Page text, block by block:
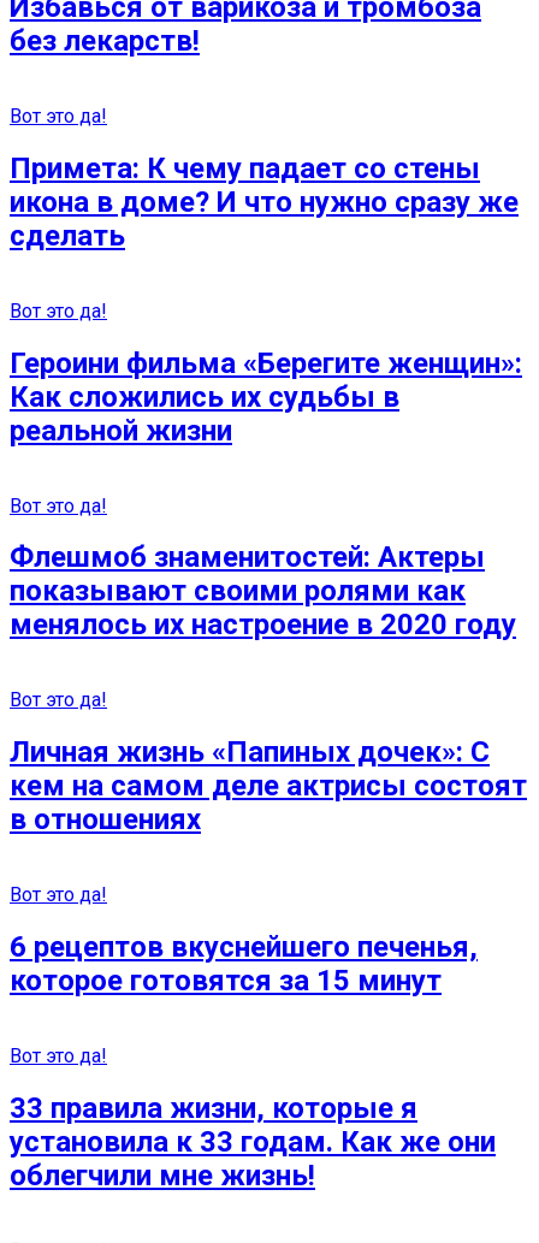
Избавься от варикоза и тромбоза
без лекарств!
Вот это да!
Примета: К чему падает со стены
икона в доме? И что нужно сразу же
сделать
Вот это да!
Героини фильма «Берегите женщин»:
Как сложились их судьбы в
реальной жизни
Вот это да!
Флешмоб знаменитостей: Актеры
показывают своими ролями как
менялось их настроение в 2020 году
Вот это да!
Личная жизнь «Папиных дочек»: С
кем на самом деле актрисы состоят
в отношениях
Вот это да!
6 рецептов вкуснейшего печенья,
которое готовятся за 15 минут
Вот это да!
33 правила жизни, которые я
установила к 33 годам. Как же они
облегчили мне жизнь!